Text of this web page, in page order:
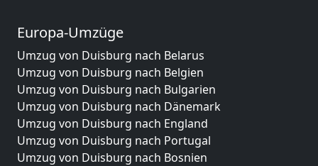
Europa-Umzüge
Umzug von Duisburg nach Belarus
Umzug von Duisburg nach Belgien
Umzug von Duisburg nach Bulgarien
Umzug von Duisburg nach Dänemark
Umzug von Duisburg nach England
Umzug von Duisburg nach Portugal
Umzug von Duisburg nach Bosnien